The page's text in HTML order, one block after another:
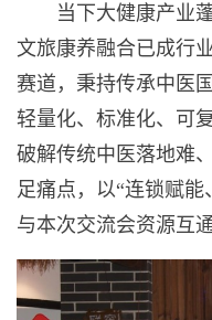
当下大健康产业
文旅康养融合已成行
赛道，秉持传承中医
轻量化、标准化、可
破解传统中医落地难
足痛点，以“连锁赋能
与本次交流会资源互